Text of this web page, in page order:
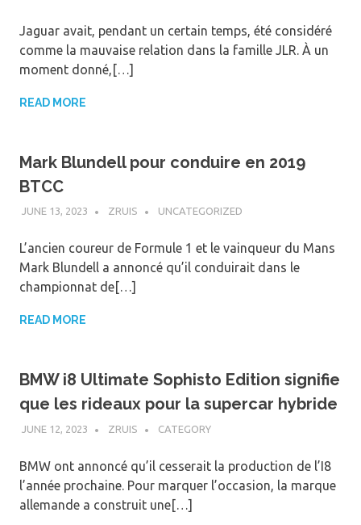
Jaguar avait, pendant un certain temps, été considéré
comme la mauvaise relation dans la famille JLR. À un
moment donné,[…]
READ MORE
Mark Blundell pour conduire en 2019
BTCC
JUNE 13, 2023 ZRUIS UNCATEGORIZED
L’ancien coureur de Formule 1 et le vainqueur du Mans
Mark Blundell a annoncé qu’il conduirait dans le
championnat de[…]
READ MORE
BMW i8 Ultimate Sophisto Edition signifie
que les rideaux pour la supercar hybride
JUNE 12, 2023 ZRUIS CATEGORY
BMW ont annoncé qu’il cesserait la production de l’I8
l’année prochaine. Pour marquer l’occasion, la marque
allemande a construit une[…]